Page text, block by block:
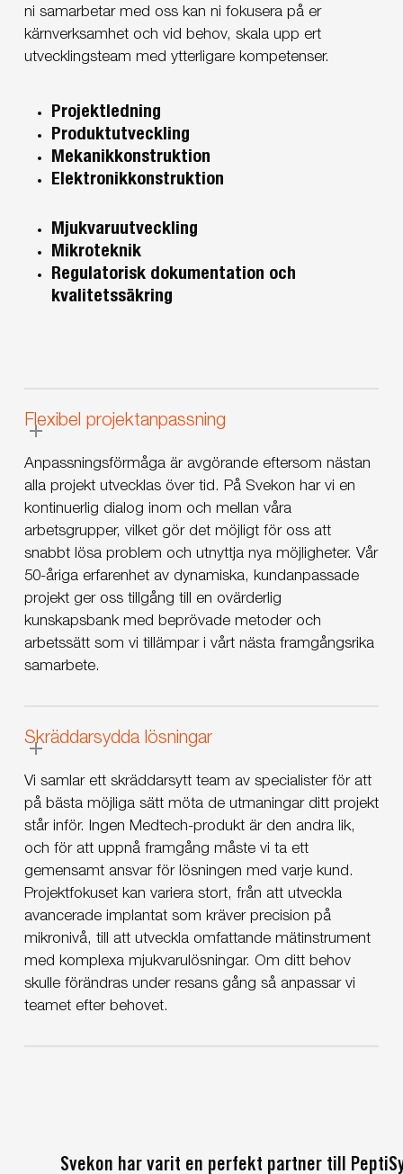
ni samarbetar med oss kan ni fokusera på er
kärnverksamhet och vid behov, skala upp ert
utvecklingsteam med ytterligare kompetenser.
Projektledning
Produktutveckling
Mekanikkonstruktion
Elektronikkonstruktion
Mjukvaruutveckling
Mikroteknik
Regulatorisk dokumentation och
kvalitetssäkring
Flexibel projektanpassning
Anpassningsförmåga är avgörande eftersom nästan
alla projekt utvecklas över tid. På Svekon har vi en
kontinuerlig dialog inom och mellan våra
arbetsgrupper, vilket gör det möjligt för oss att
snabbt lösa problem och utnyttja nya möjligheter. Vår
50-åriga erfarenhet av dynamiska, kundanpassade
projekt ger oss tillgång till en ovärderlig
kunskapsbank med beprövade metoder och
arbetssätt som vi tillämpar i vårt nästa framgångsrika
samarbete.
Skräddarsydda lösningar
Vi samlar ett skräddarsytt team av specialister för att
på bästa möjliga sätt möta de utmaningar ditt projekt
står inför. Ingen Medtech-produkt är den andra lik,
och för att uppnå framgång måste vi ta ett
gemensamt ansvar för lösningen med varje kund.
Projektfokuset kan variera stort, från att utveckla
avancerade implantat som kräver precision på
mikronivå, till att utveckla omfattande mätinstrument
med komplexa mjukvarulösningar. Om ditt behov
skulle förändras under resans gång så anpassar vi
teamet efter behovet.
Svekon har varit en perfekt partner till